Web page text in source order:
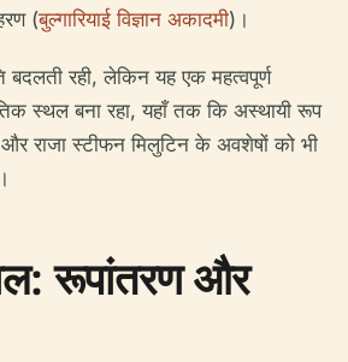
(बुल्गारियाई विज्ञान अकादमी)।
बदलती रही, लेकिन यह एक महत्वपूर्ण
स्थल बना रहा, यहाँ तक कि अस्थायी रूप
राजा स्टीफन मिलुटिन के अवशेषों को भी
रूपांतरण और